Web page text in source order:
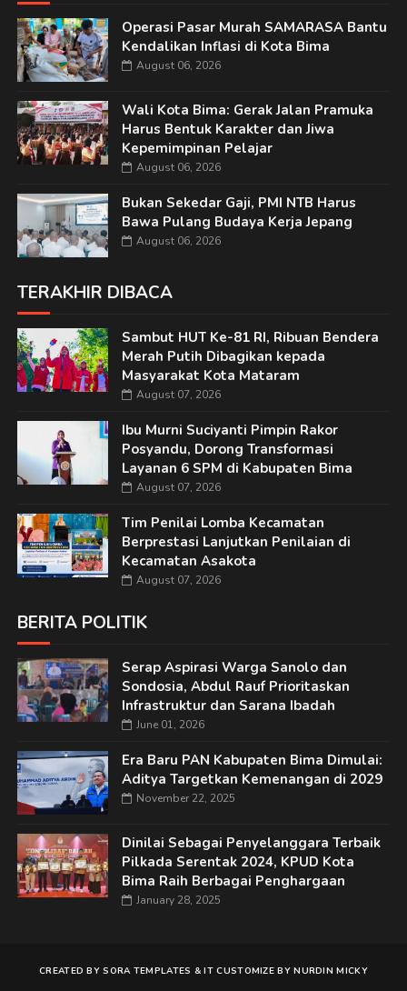
Operasi Pasar Murah SAMARASA Bantu
Kendalikan Inflasi di Kota Bima
August 06, 2026
Wali Kota Bima: Gerak Jalan Pramuka
Harus Bentuk Karakter dan Jiwa
Kepemimpinan Pelajar
August 06, 2026
Bukan Sekedar Gaji, PMI NTB Harus
Bawa Pulang Budaya Kerja Jepang
August 06, 2026
TERAKHIR DIBACA
Sambut HUT Ke-81 RI, Ribuan Bendera
Merah Putih Dibagikan kepada
Masyarakat Kota Mataram
August 07, 2026
Ibu Murni Suciyanti Pimpin Rakor
Posyandu, Dorong Transformasi
Layanan 6 SPM di Kabupaten Bima
August 07, 2026
Tim Penilai Lomba Kecamatan
Berprestasi Lanjutkan Penilaian di
Kecamatan Asakota
August 07, 2026
BERITA POLITIK
Serap Aspirasi Warga Sanolo dan
Sondosia, Abdul Rauf Prioritaskan
Infrastruktur dan Sarana Ibadah
June 01, 2026
Era Baru PAN Kabupaten Bima Dimulai:
Aditya Targetkan Kemenangan di 2029
November 22, 2025
Dinilai Sebagai Penyelanggara Terbaik
Pilkada Serentak 2024, KPUD Kota
Bima Raih Berbagai Penghargaan
January 28, 2025
CREATED BYSORA TEMPLATES &IT CUSTOMIZE BYNURDIN MICKY